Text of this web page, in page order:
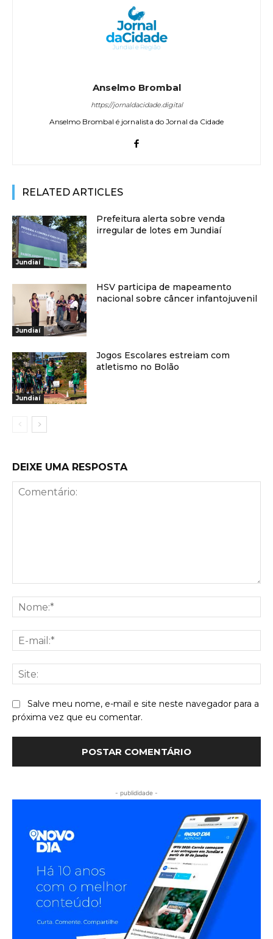
Anselmo Brombal
https://jornaldacidade.digital
Anselmo Brombal é jornalista do Jornal da Cidade
RELATED ARTICLES
Jundiaí
Prefeitura alerta sobre venda
irregular de lotes em Jundiaí
Jundiaí
HSV participa de mapeamento
nacional sobre câncer infantojuvenil
Jundiaí
Jogos Escolares estreiam com
atletismo no Bolão
DEIXE UMA RESPOSTA
Salve meu nome, e-mail e site neste navegador para a
próxima vez que eu comentar.
- publididade -